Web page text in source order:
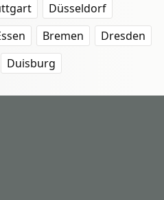
Düsseldorf
Bremen
Dresden
Duisburg